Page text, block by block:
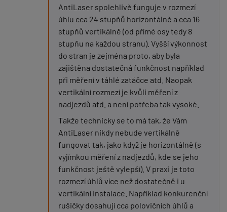
AntiLaser spolehlivě funguje v rozmezí
úhlu cca 24 stupňů horizontálně a cca 16
stupňů vertikálně (od přímé osy tedy 8
stupňu na každou stranu). Vyšší výkonnost
do stran je zejména proto, aby byla
zajištěna dostatečná funkčnost například
při měření v táhlé zatáčce atd. Naopak
vertikální rozmezí je kvůli měření z
nadjezdů atd. a není potřeba tak vysoké.
Takže technicky se to má tak, že Vám
AntiLaser nikdy nebude vertikálně
fungovat tak, jako když je horizontálně (s
vyjímkou měření z nadjezdů, kde se jeho
funkčnost ještě vylepší). V praxi je toto
rozmezí úhlů více než dostatečně i u
vertikální instalace. Například konkurenční
rušičky dosahují cca polovičních úhlů a